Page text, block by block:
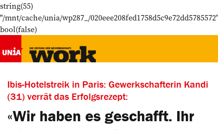
string(55)
"/mnt/cache/unia/wp287_/
bool(false)
Ibis-Hotelstreik in Paris: Gewerkschafterin Kandi
(31) verrät das Erfolgsrezept:
«Wir haben es ­geschafft. Ihr